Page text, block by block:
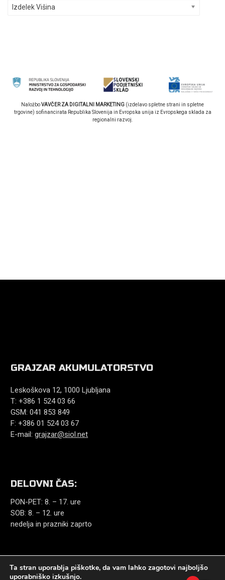
Izdelek Višina
NaložboVAVČER ZA DIGITALNI MARKETING (izdelavo spletne strani in spletne
trgovine) sofinancirata Republika Slovenija in Evropska unija iz Evropskega sklada za
regionalni razvoj.
GRAJZAR AKUMULATORSTVO
Leskoškova 12, 1000 Ljubljana
T: +386 1 524 03 66
GSM: 041 853 849
F: +386 01 524 03 67
E-mail:grajzar@siol.net
DELOVNI ČAS:
PON-PET: 8. – 17. ure
SOB: 8. – 12. ure
nedelja in prazniki zaprto
Ta stran uporablja piškotke, da vam lahko zagotovi najboljšo
uporabniško izkušnjo.